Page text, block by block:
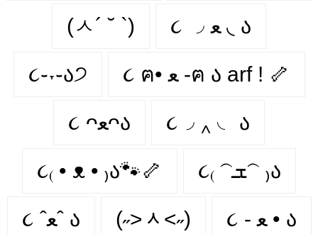
(ㅅ´ ˘ `) ૮ ◞ ﻌ ◟ ა
૮֊˕֊ა੭ ૮ ฅ• ﻌ -ฅ ა arf ! 🦴
૮ ᴖﻌᴖა ૮◞ ‸ ◟ ა
૮₍ • ᴥ • ₎ა🐾🦴 ૮₍ 𝁽ܫ𝁽 ₎ა
૮ ˆﻌˆ ა (˶˃ᆺ˂˶) ૮ - ﻌ • ა⁩